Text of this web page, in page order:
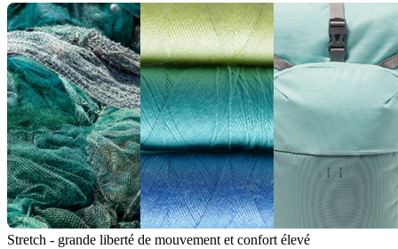
Stretch - grande liberté de mouvement et confort élevé